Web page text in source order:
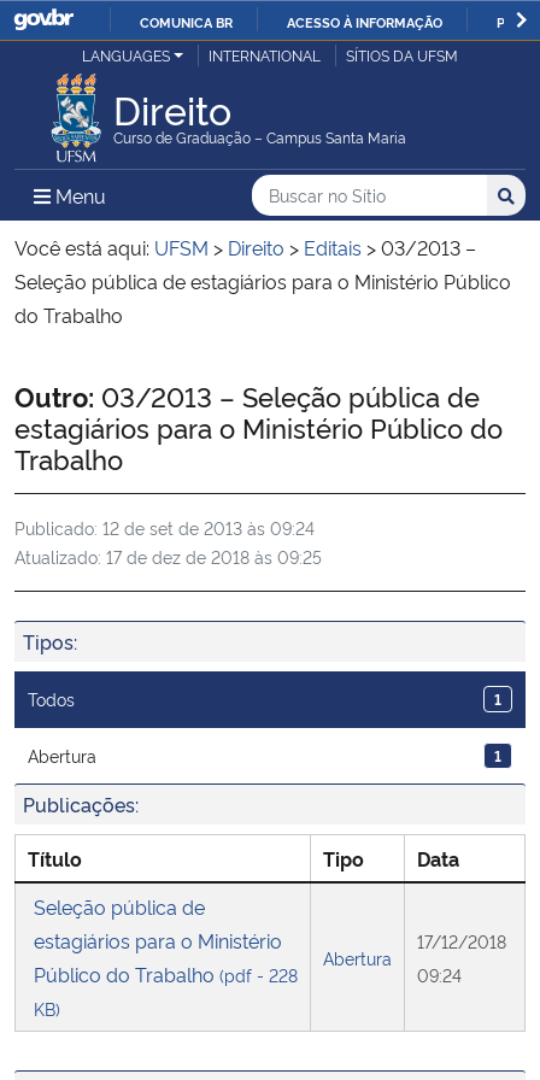
IR
COMUNICA BR ACESSO À INFORMAÇÃO
Ministério da Justiça e Segurança Pública
Ministério da Defesa
Ministério das Relações Exteriores
Ministério da Economia
Ministério da Agricultura, Pecuária e Abastecimento
Ministério da Educação
Ministério da Cidadania
Ministério da Saúde
Ministério da Ciência, Tecnologia, Inovações e Comunicações
Ministério do Meio Ambiente
Ministério do Turismo
Ministério do Desenvolvimento Regional
Controladoria-Geral da União
Ministério da Mulher, da Família e dos Direitos Humanos
LANGUAGES INTERNATIONAL SÍTIOS DA UFSM
Direito
Curso de Graduação – Campus Santa Maria
Menu Menu Principal do Sítio
Busca
Buscar no no Sítio
Busca:
Você está aqui: UFSM > Direito > Editais >03/2013 –
Seleção pública de estagiários para o Ministério Público
do Trabalho
Início do conteúdo
Outro: 03/2013 – Seleção pública de
estagiários para o Ministério Público do
Trabalho
Publicado: 12 de set de 2013 às 09:24
Atualizado: 17 de dez de 2018 às 09:25
Tipos:
Todos 1
Abertura 1
Publicações:
Título Tipo
Data
Seleção pública de
estagiários para o Ministério
Público do Trabalho (pdf - 228
KB)
Abertura
17/12/2018
09:24